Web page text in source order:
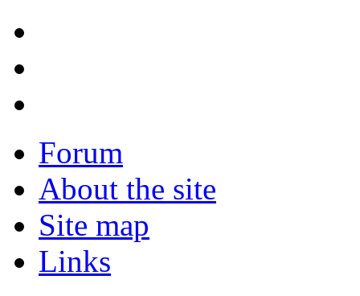
Forum
About the site
Site map
Links